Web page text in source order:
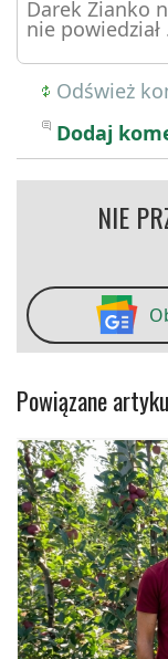
Darek Zianko
nie powiedział
Odśwież
Dodaj
NIE
Powiązane